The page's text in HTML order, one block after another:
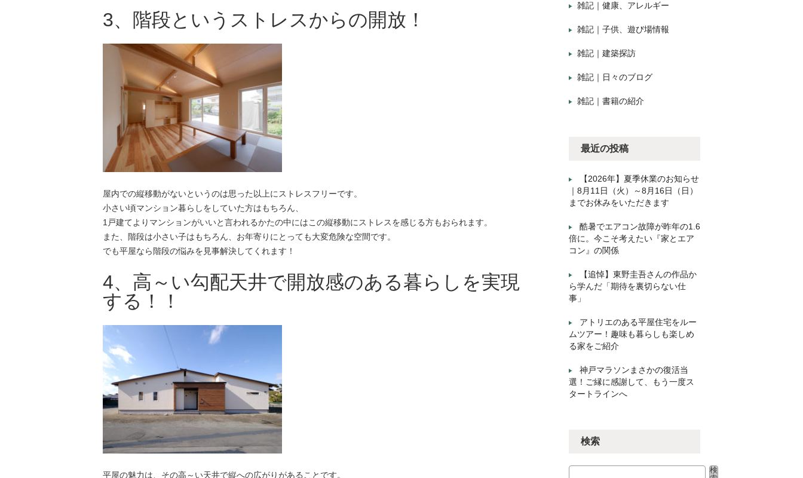
3、階段というストレスからの開放！
屋内での縦移動がないというのは思った以上にストレスフリーです。
小さい頃マンション暮らしをしていた方はもちろん、
1戸建てよりマンションがいいと言われるかたの中にはこの縦移動にストレスを感じる方もおられます。
また、階段は小さい子はもちろん、お年寄りにとっても大変危険な空間です。
でも平屋なら階段の悩みを見事解決してくれます！
4、高～い勾配天井で開放感のある暮らしを実現
する！！
平屋の魅力は、その高～い天井で縦への広がりがあることです。
雑記｜健康、アレルギー
雑記｜子供、遊び場情報
雑記｜建築探訪
雑記｜日々のブログ
雑記｜書籍の紹介
最近の投稿
【2026年】夏季休業のお知らせ
｜8月11日（火）～8月16日（日）
までお休みをいただきます
酷暑でエアコン故障が昨年の1.6
倍に。今こそ考えたい『家とエア
コン』の関係
【追悼】東野圭吾さんの作品か
ら学んだ「期待を裏切らない仕
事」
アトリエのある平屋住宅をルー
ムツアー！趣味も暮らしも楽しめ
る家をご紹介
神戸マラソンまさかの復活当
選！ご縁に感謝して、もう一度ス
タートラインへ
検索
検索
検